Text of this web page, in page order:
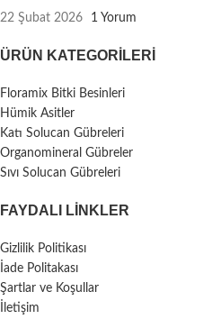
22 Şubat 2026 1 Yorum
ÜRÜN KATEGORILERI
Floramix Bitki Besinleri
Hümik Asitler
Katı Solucan Gübreleri
Organomineral Gübreler
Sıvı Solucan Gübreleri
FAYDALI LİNKLER
Gizlilik Politikası
İade Politakası
Şartlar ve Koşullar
İletişim